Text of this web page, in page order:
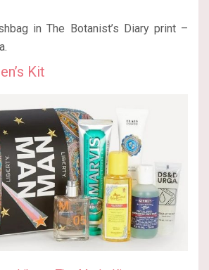
in The Botanist’s Diary print –
Kit